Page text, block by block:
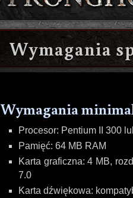
Wymagania
Wymagania
Procesor: Pentium II 300
Pamięć: 64 MB RAM
Karta graficzna: 4 MB,
7.0
Karta dźwiękowa: